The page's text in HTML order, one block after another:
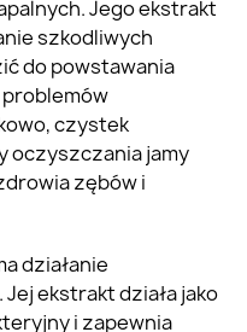
Jego ekstrakt
szkodliwych
do powstawania
problemów
czystek
oczyszczania jamy
zębów i
działanie
ekstrakt działa jako
i zapewnia